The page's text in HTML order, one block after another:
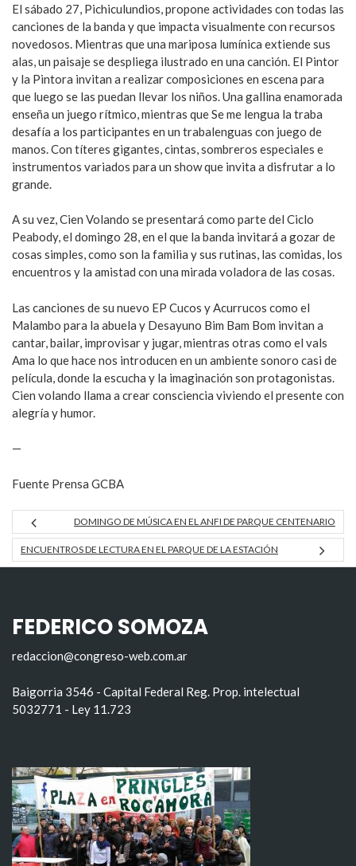
El sábado 27, Pichiculundios, propone actividades con todas las
canciones de la banda y que impacta visualmente con recursos
novedosos. Mientras que una mariposa lumínica extiende sus
alas, un paisaje se despliega ilustrado en una canción. El Pintor
y la Pintora invitan a realizar composiciones en escena para
que luego se las puedan llevar los niños. Una gallina enamorada
enseña un juego rítmico, mientras que Se me lengua la traba
desafía a los participantes en un trabalenguas con juego de
manos. Con títeres gigantes, cintas, sombreros especiales e
instrumentos variados para un show que invita a disfrutar a lo
grande.
A su vez, Cien Volando se presentará como parte del Ciclo
Peabody, el domingo 28, en el que la banda invitará a gozar de
cosas simples, como son la familia y sus rutinas, las comidas, los
encuentros y la amistad con una mirada voladora de las cosas.
Las canciones de su nuevo EP Cucos y Acurrucos como el
Malambo para la abuela y Desayuno Bim Bam Bom invitan a
cantar, bailar, improvisar y jugar, mientras otras como el vals
Ama lo que hace nos introducen en un ambiente sonoro casi de
película, donde la escucha y la imaginación son protagonistas.
Cien volando llama a crear consciencia viviendo el presente con
alegría y humor.
—
Fuente Prensa GCBA
DOMINGO DE MÚSICA EN EL ANFI DE PARQUE CENTENARIO
ENCUENTROS DE LECTURA EN EL PARQUE DE LA ESTACIÓN
FEDERICO SOMOZA
redaccion@congreso-web.com.ar
Baigorria 3546 - Capital Federal Reg. Prop. intelectual
5032771 - Ley 11.723